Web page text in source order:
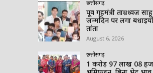
छत्तीसगढ़
पूर्व गृहमंत्री ताम्रध्वज
जन्मदिन पर लगा
तांता
August 6, 2026
छत्तीसगढ़
1 करोड़ 97 लाख 08